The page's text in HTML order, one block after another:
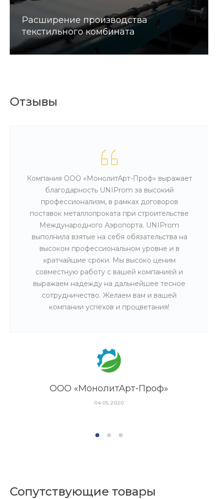
Расширение производства
текстильного комбината
Отзывы
Компания ООО «МонолитАрт-Проф» выражает
благодарность UNIProm за высокий
профессионализм, в рамках договоров
поставок металлопроката при строительстве
Международного Аэропорта. UNIProm
выполнила взятые на себя обязательства на
высоком профессиональном уровне и в
кратчайшие сроки. Мы высоко ценим
совместную работу с вашей компанией и
выражаем надежду на дальнейшее тесное
сотрудничество. Желаем вам и вашей
компании успехов и процветания!
ООО «МонолитАрт-Проф»
04.05.2020
Сопутствующие товары